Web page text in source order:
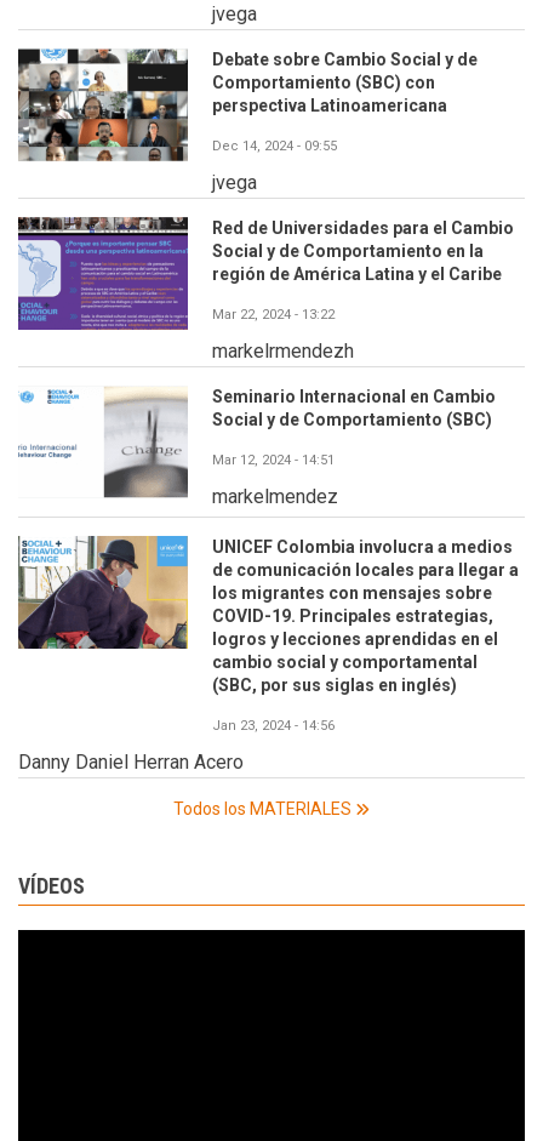
jvega
Debate sobre Cambio Social y de
Comportamiento (SBC) con
perspectiva Latinoamericana
Dec 14, 2024 - 09:55
jvega
Red de Universidades para el Cambio
Social y de Comportamiento en la
región de América Latina y el Caribe
Mar 22, 2024 - 13:22
markelrmendezh
Seminario Internacional en Cambio
Social y de Comportamiento (SBC)
Mar 12, 2024 - 14:51
markelmendez
UNICEF Colombia involucra a medios
de comunicación locales para llegar a
los migrantes con mensajes sobre
COVID-19. Principales estrategias,
logros y lecciones aprendidas en el
cambio social y comportamental
(SBC, por sus siglas en inglés)
Jan 23, 2024 - 14:56
Danny Daniel Herran Acero
Todos los MATERIALES
VÍDEOS